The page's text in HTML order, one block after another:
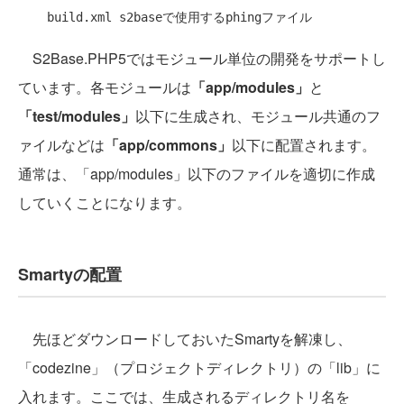
S2Base.PHP5ではモジュール単位の開発をサポートし
ています。各モジュールは 「app/modules」 と
「test/modules」 以下に生成され、モジュール共通のフ
ァイルなどは 「app/commons」 以下に配置されます。
通常は、「app/modules」以下のファイルを適切に作成
していくことになります。
Smartyの配置
先ほどダウンロードしておいたSmartyを解凍し、
「codezine」（プロジェクトディレクトリ）の「lib」に
入れます。ここでは、生成されるディレクトリ名を